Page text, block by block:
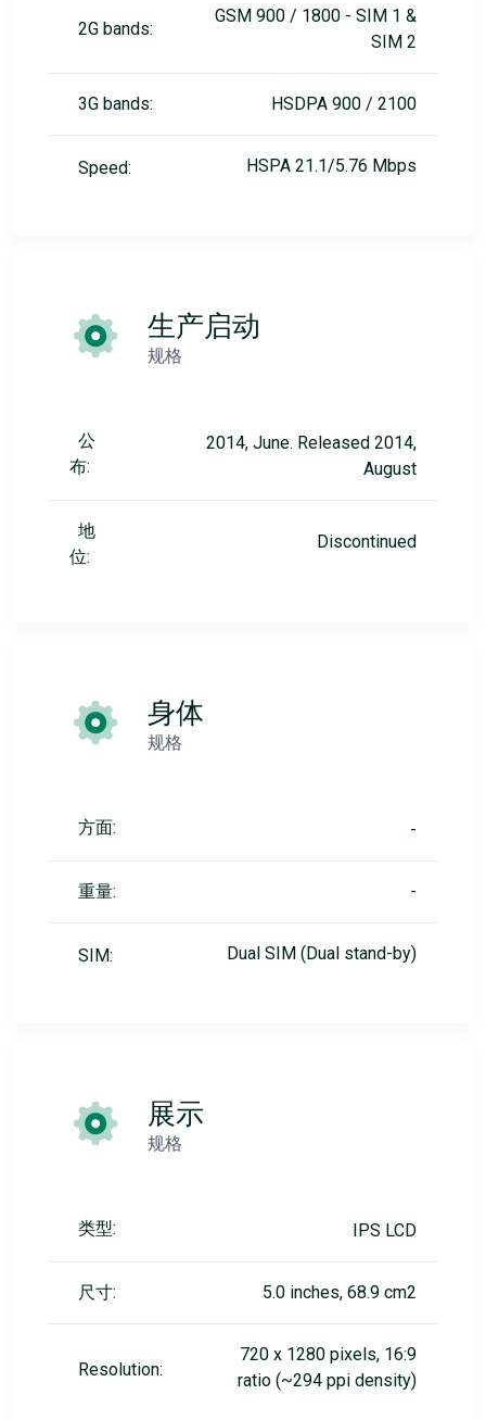
2G bands:
GSM 900 / 1800 - SIM 1 &
SIM 2
3G bands: HSDPA 900 / 2100
Speed: HSPA 21.1/5.76 Mbps
生产启动
规格
公
布:
2014, June. Released 2014,
August
地
位:
Discontinued
身体
规格
方面: -
重量: -
SIM: Dual SIM (Dual stand-by)
展示
规格
类型: IPS LCD
尺寸: 5.0 inches, 68.9 cm2
Resolution:
720 x 1280 pixels, 16:9
ratio (~294 ppi density)